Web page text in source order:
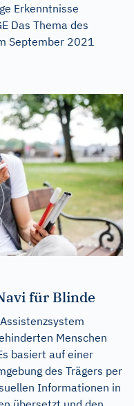
Erkenntnisse
Das Thema des
September 2021
für Blinde
Menschen
basiert auf einer
des Trägers per
Informationen in